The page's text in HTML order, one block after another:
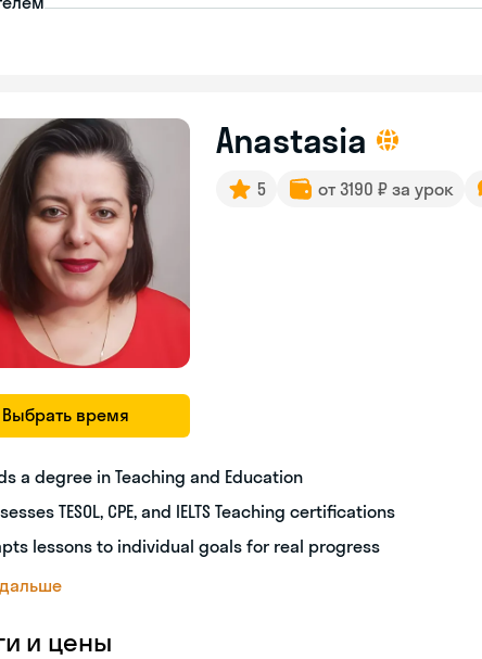
Выбрать время
Anastasia
5 от 3190 ₽ за урок
a degree in Teaching and Education
TESOL, CPE, and IELTS Teaching certifications
lessons to individual goals for real progress
и цены